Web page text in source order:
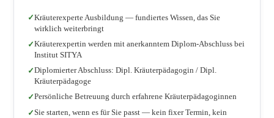
Kräuterexperte Ausbildung — fundiertes Wissen, das Sie
wirklich weiterbringt
Kräuterexpertin werden mit anerkanntem Diplom-Abschluss bei
Institut SITYA
Diplomierter Abschluss: Dipl. Kräuterpädagogin / Dipl.
Kräuterpädagoge
Persönliche Betreuung durch erfahrene Kräuterpädagoginnen
Sie starten, wenn es für Sie passt — kein fixer Termin, kein